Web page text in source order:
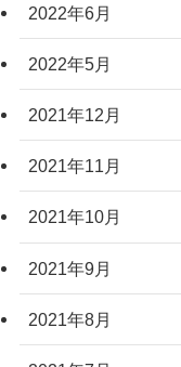
2022年6月
2022年5月
2021年12月
2021年11月
2021年10月
2021年9月
2021年8月